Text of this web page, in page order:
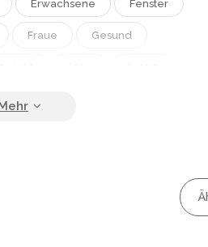
Erwachsene Fenster
Fraue Gesund